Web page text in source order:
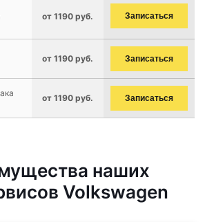
от 1190 руб. Записаться
от 1190 руб. Записаться
от 1190 руб. Записаться
наших
Volkswagen